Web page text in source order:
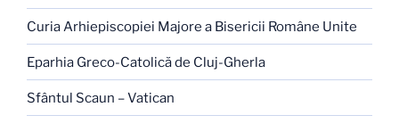
Curia Arhiepiscopiei Majore a Bisericii Române Unite
Eparhia Greco-Catolică de Cluj-Gherla
Sfântul Scaun – Vatican